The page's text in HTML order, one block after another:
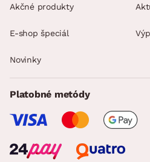
Akčné produkty
E-shop špeciál
Novinky
Platobné metódy